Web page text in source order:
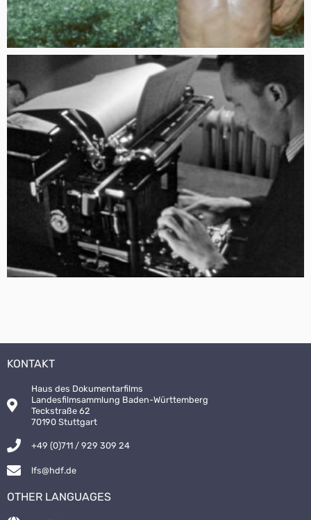
KONTAKT
Haus des Dokumentarfilms
Landesfilmsammlung Baden-Württemberg
Teckstraße 62
70190 Stuttgart
+49 (0)711 / 929 309 24
lfs@hdf.de
OTHER LANGUAGES